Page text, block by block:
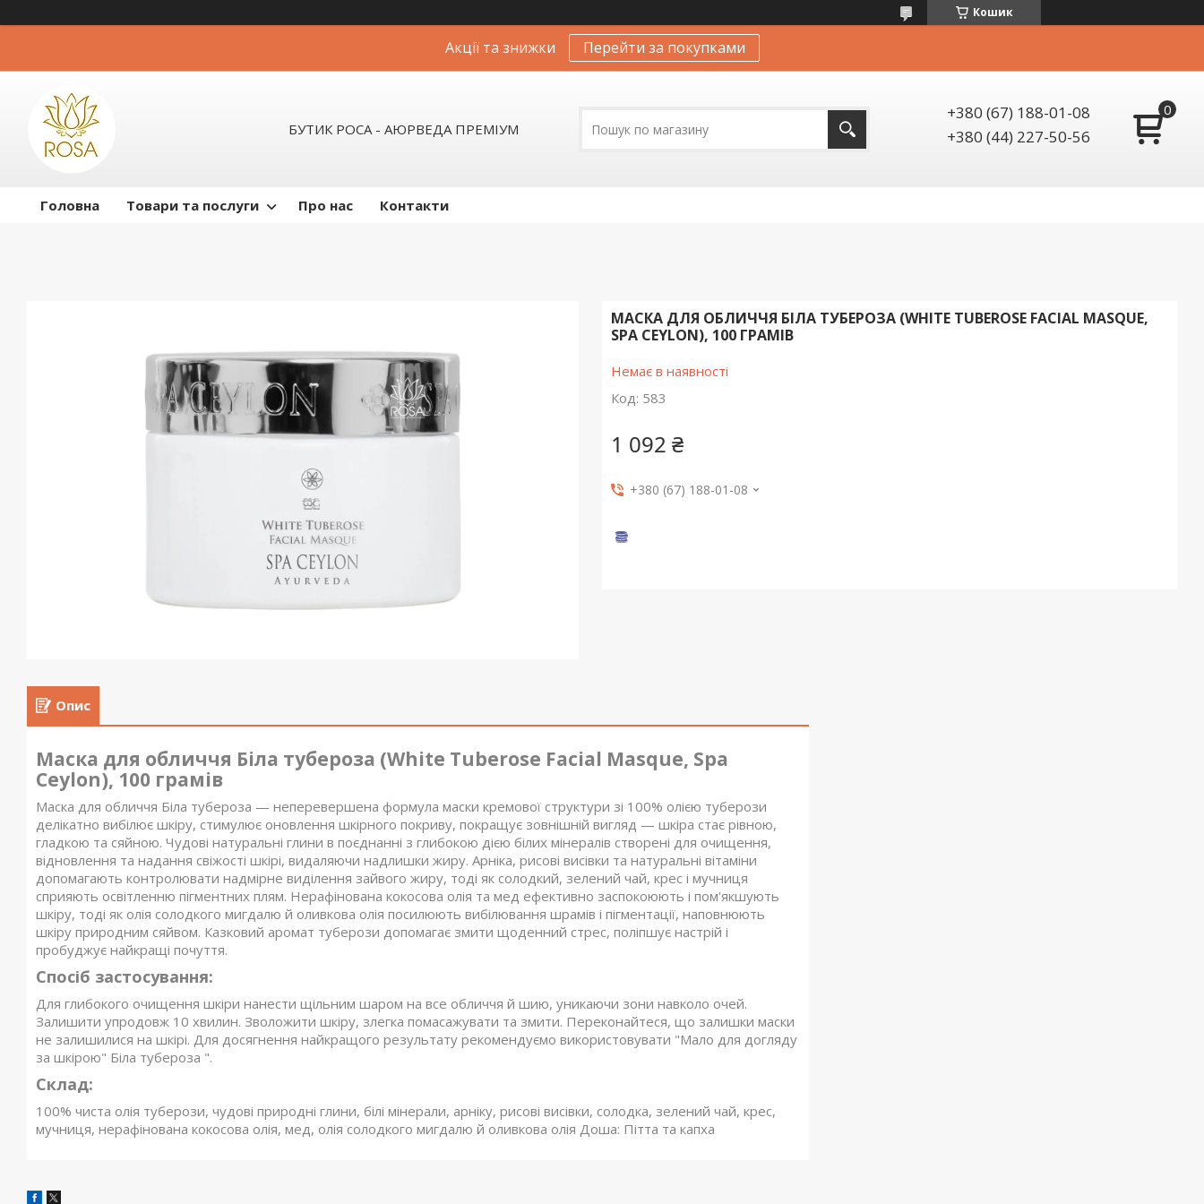
Кошик
Акції та знижки Перейти за покупками
БУТИК РОСА - АЮРВЕДА ПРЕМІУМ
+380 (67) 188-01-08
+380 (44) 227-50-56
Головна Товари та послуги Про нас Контакти
МАСКА ДЛЯ ОБЛИЧЧЯ БІЛА ТУБЕРОЗА (WHITE TUBEROSE FACIAL MASQUE,
SPA CEYLON), 100 ГРАМІВ
Немає в наявності
Код: 583
1 092 ₴
+380 (67) 188-01-08
Опис
Маска для обличчя Біла тубероза (White Tuberose Facial Masque, Spa
Ceylon), 100 грамів
Маска для обличчя Біла тубероза — неперевершена формула маски кремової структури зі 100% олією туберози
делікатно вибілює шкіру, стимулює оновлення шкірного покриву, покращує зовнішній вигляд — шкіра стає рівною,
гладкою та сяйною. Чудові натуральні глини в поєднанні з глибокою дією білих мінералів створені для очищення,
відновлення та надання свіжості шкірі, видаляючи надлишки жиру. Арніка, рисові висівки та натуральні вітаміни
допомагають контролювати надмірне виділення зайвого жиру, тоді як солодкий, зелений чай, крес і мучниця
сприяють освітленню пігментних плям. Нерафінована кокосова олія та мед ефективно заспокоюють і пом'якшують
шкіру, тоді як олія солодкого мигдалю й оливкова олія посилюють вибілювання шрамів і пігментації, наповнюють
шкіру природним сяйвом. Казковий аромат туберози допомагає змити щоденний стрес, поліпшує настрій і
пробуджує найкращі почуття.
Спосіб застосування:
Для глибокого очищення шкіри нанести щільним шаром на все обличчя й шию, уникаючи зони навколо очей.
Залишити упродовж 10 хвилин. Зволожити шкіру, злегка помасажувати та змити. Переконайтеся, що залишки маски
не залишилися на шкірі. Для досягнення найкращого результату рекомендуємо використовувати "Мало для догляду
за шкірою" Біла тубероза ".
Склад:
100% чиста олія туберози, чудові природні глини, білі мінерали, арніку, рисові висівки, солодка, зелений чай, крес,
мучниця, нерафінована кокосова олія, мед, олія солодкого мигдалю й оливкова олія Доша: Пітта та капха